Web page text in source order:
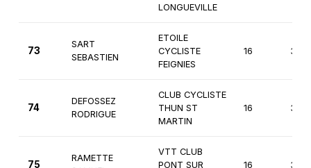
LONGUEVILLE
73
SART
SEBASTIEN
ETOILE
CYCLISTE
FEIGNIES
16
74
DEFOSSEZ
RODRIGUE
CLUB CYCLISTE
THUN ST
MARTIN
16
75
RAMETTE
VTT CLUB
PONT SUR
16